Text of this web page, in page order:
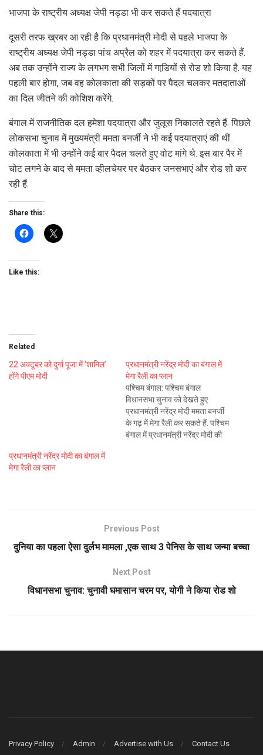
भाजपा के राष्ट्रीय अध्यक्ष जेपी नड्डा भी कर सकते हैं पदयात्रा
दूसरी तरफ ख्रबर आ रही है कि प्रधानमंत्री मोदी से पहले भाजपा के
राष्ट्रीय अध्यक्ष जेपी नड्डा पांच अप्रैल को शहर में पदयात्रा कर सकते हैं.
अब तक उन्होंने राज्य के लगभग सभी जिलों में गाडि़यों से रोड शो किया है. यह
पहली बार होगा, जब वह कोलकाता की सड़कों पर पैदल चलकर मतदाताओं
का दिल जीतने की कोशिश करेंगे.
बंगाल में राजनीतिक दल हमेशा पदयात्रा और जुलूस निकालते रहते हैं. पिछले
लोकसभा चुनाव में मुख्यमंत्री ममता बनर्जी ने भी कई पदयात्राएं की थीं.
कोलकाता में भी उन्होंने कई बार पैदल चलते हुए वोट मांगे थे. इस बार पैर में
चोट लगने के बाद से ममता व्हीलचेयर पर बैठकर जनसभाएं और रोड शो कर
रही हैं.
Share this:
Like this:
Related
22 अक्‍टूबर को दुर्गा पूजा में ‘शामिल’
होंगे पीएम मोदी
प्रधानमंत्री नरेंद्र मोदी का बंगाल में
मेगा रैली का प्लान
पश्चिम बंगाल: पश्चिम बंगाल
विधानसभा चुनाव को देखते हुए
प्रधानमंत्री नरेंद्र मोदी ममता बनर्जी
के गढ़ में मेगा रैली कर सकते हैं. पश्चिम
बंगाल में प्रधानमंत्री नरेंद्र मोदी की
प्रधानमंत्री नरेंद्र मोदी का बंगाल में
मेगा रैली का प्लान
Previous Post
दुनिया का पहला ऐसा दुर्लभ मामला ,एक साथ 3 पेनिस के साथ जन्मा बच्चा
Next Post
विधानसभा चुनाव: चुनावी घमासान चरम पर, योगी ने किया रोड शो
Privacy Policy Admin Advertise with Us Contact Us